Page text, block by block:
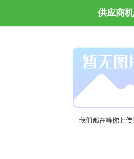
供应商机